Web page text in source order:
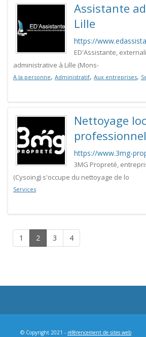
Assistante
Lille
https://
ED'Assistante,
administrative à Lille (Mons-
A la personne, Administratif, Aux entreprises,
Nettoyage
https://www.3mg-
3MG Propreté,
(Cysoing) s'occupe du nettoyage de lo
Services
1 2 3 4
© Copyright 2021 - référencement de sites web